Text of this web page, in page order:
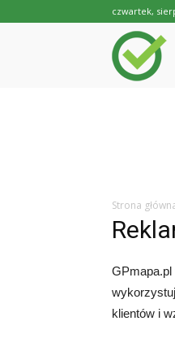
czwartek,
Strona
klientów i